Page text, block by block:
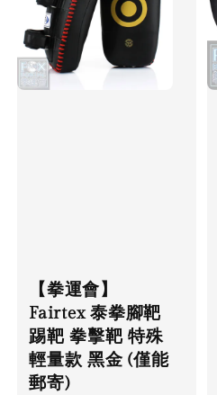
【拳運會】
Fairtex 泰拳腳靶
踢靶 拳擊靶 特殊
輕量款 黑金 (僅能
郵寄)